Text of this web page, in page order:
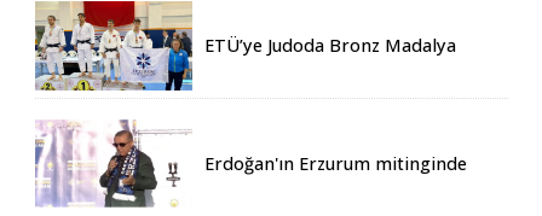
ETÜ’ye Judoda Bronz Madalya
Erdoğan'ın Erzurum mitinginde